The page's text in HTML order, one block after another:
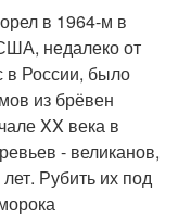
в 1964-м в
недалеко от
в России, было
из брёвен
XX века в
- великанов,
Рубить их под